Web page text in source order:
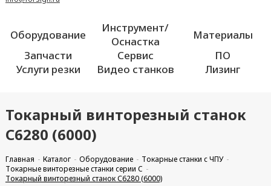
Оборудование
Инструмент/
Оснастка
Материалы
Запчасти
Сервис
ПО
Услуги резки
Видео станков Лизинг
Токарный винторезный станок
С6280 (6000)
Главная Каталог Оборудование
Токарные станки с ЧПУ
Токарные винторезные станки серии C
Токарный винторезный станок С6280 (6000)